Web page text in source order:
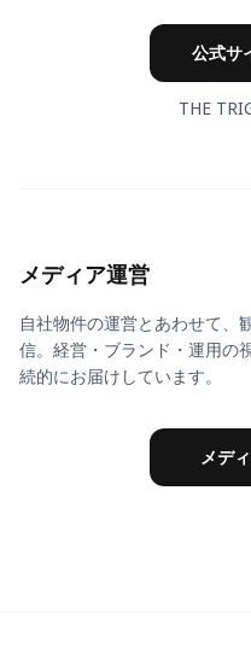
公式サ
THE
メディア運営
自社物件の運営とあわせて、
信。経営・ブランド・運用の
続的にお届けしています。
メデ
ホスピタリティ体